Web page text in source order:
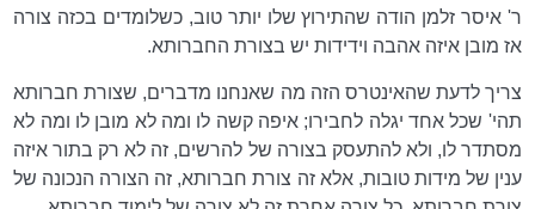
ר' איסר זלמן הודה שהתירוץ שלו יותר טוב, כשלומדים בכזה צורה
אז מובן איזה אהבה וידידות יש בצורת החברותא.
צריך לדעת שהאינטרס הזה מה שאנחנו מדברים, שצורת חברותא
תהי' שכל אחד יגלה לחבירו; איפה קשה לו ומה לא מובן לו ומה לא
מסתדר לו, ולא להתעסק בצורה של להרשים, זה לא רק בתור איזה
ענין של מידות טובות, אלא זה צורת חברותא, זה הצורה הנכונה של